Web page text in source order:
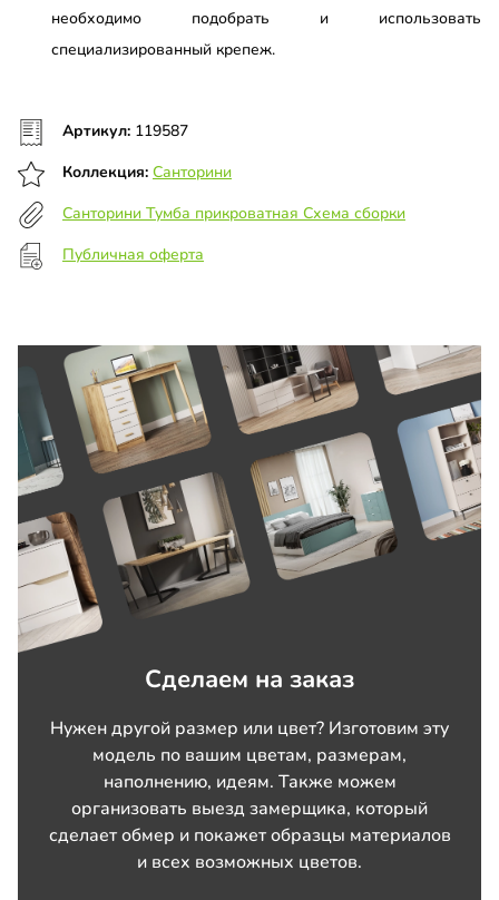
необходимо подобрать и использовать
специализированный крепеж.
Артикул: 119587
Коллекция: Санторини
Санторини Тумба прикроватная Схема сборки
Публичная оферта
Сделаем на заказ
Нужен другой размер или цвет? Изготовим эту
модель по вашим цветам, размерам,
наполнению, идеям. Также можем
организовать выезд замерщика, который
сделает обмер и покажет образцы материалов
и всех возможных цветов.